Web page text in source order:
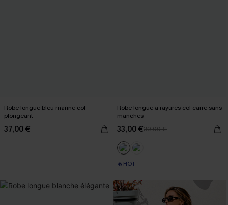
Robe longue bleu marine col
plongeant
37,00 €
Robe longue à rayures col carré sans
manches
33,00 €39,00 €
🔥HOT